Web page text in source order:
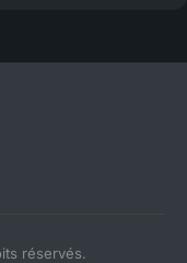
réservés.